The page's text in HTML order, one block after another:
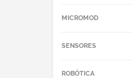
MICROMOD
SENSORES
ROBÓTICA